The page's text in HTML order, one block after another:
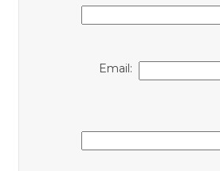
Email: